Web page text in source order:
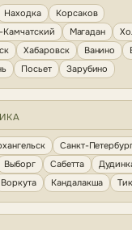
Находка
Корсаков
Камчатский
Магадан
Хабаровск Ванино
Посьет Зарубино
Санкт-
Выборг Сабетта
Воркута Кандалакша